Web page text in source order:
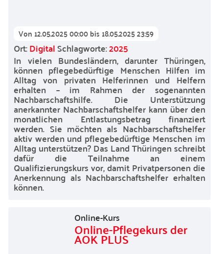
Von 12.05.2025 00:00bis 18.05.2025 23:59
Ort:DigitalSchlagworte:2025
In vielen Bundesländern, darunter Thüringen,
können pflegebedürftige Menschen Hilfen im
Alltag von privaten Helferinnen und Helfern
erhalten – im Rahmen der sogenannten
Nachbarschaftshilfe. Die Unterstützung
anerkannter Nachbarschaftshelfer kann über den
monatlichen Entlastungsbetrag finanziert
werden. Sie möchten als Nachbarschaftshelfer
aktiv werden und pflegebedürftige Menschen im
Alltag unterstützen? Das Land Thüringen schreibt
dafür die Teilnahme an einem
Qualifizierungskurs vor, damit Privatpersonen die
Anerkennung als Nachbarschaftshelfer erhalten
können.
Online-Kurs
Online-Pflegekurs der
AOK PLUS